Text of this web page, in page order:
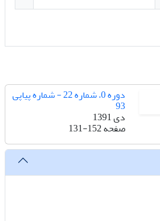
دوره 0، شماره 22 - شماره پیاپی
93
دی 1391
صفحه131-152